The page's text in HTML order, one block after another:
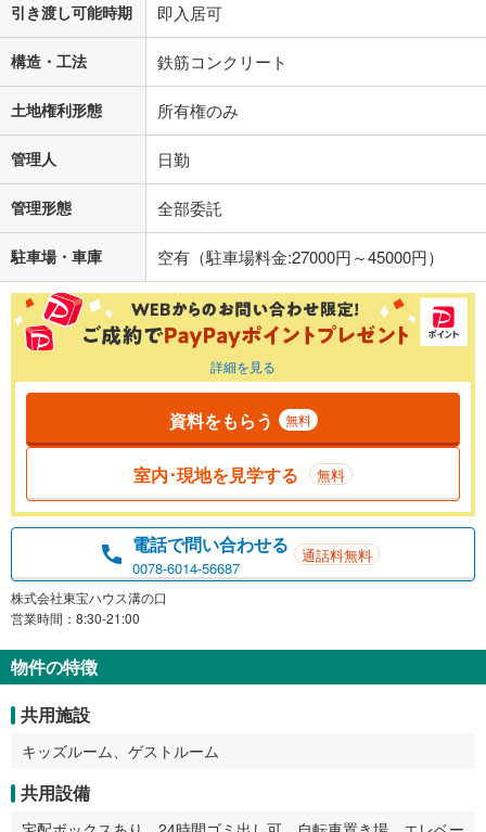
引き渡し可能時期 即入居可
構造・工法 鉄筋コンクリート
土地権利形態 所有権のみ
管理人 日勤
管理形態 全部委託
駐車場・車庫 空有（駐車場料金:27000円～45000円）
詳細を見る
資料をもらう 無料
室内･現地を見学する 無料
電話で問い合わせる
0078-6014-56687
通話料無料
株式会社東宝ハウス溝の口
営業時間：8:30-21:00
物件の特徴
共用施設
キッズルーム、ゲストルーム
共用設備